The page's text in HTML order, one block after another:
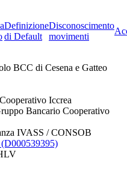
Definizione
di Default
Disconoscimento
movimenti
BCC di Cesena e Gatteo
Iccrea
Bancario Cooperativo
IVASS / CONSOB